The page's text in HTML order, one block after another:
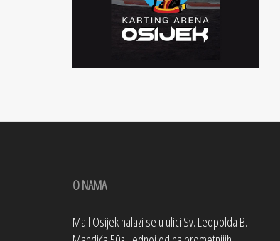
O NAMA
Mall Osijek nalazi se u ulici Sv. Leopolda B.